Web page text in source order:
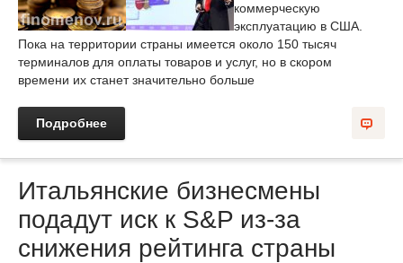
коммерческую
эксплуатацию в США.
Пока на территории страны имеется около 150 тысяч
терминалов для оплаты товаров и услуг, но в скором
времени их станет значительно больше
Подробнее
Итальянские бизнесмены
подадут иск к S&P из-за
снижения рейтинга страны